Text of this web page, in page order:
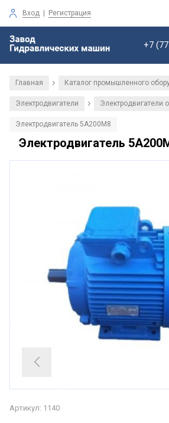
Вход | Регистрация
+7
Главная / Каталог промышленного
Электродвигатели /
Электродвигатель 5А200М8
Электродвигатель
Артикул: 1140